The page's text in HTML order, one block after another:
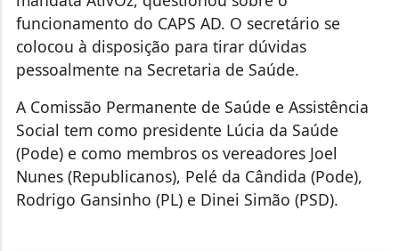
funcionamento do CAPS AD. O secretário se
colocou à disposição para tirar dúvidas
pessoalmente na Secretaria de Saúde.
A Comissão Permanente de Saúde e Assistência
Social tem como presidente Lúcia da Saúde
(Pode) e como membros os vereadores Joel
Nunes (Republicanos), Pelé da Cândida (Pode),
Rodrigo Gansinho (PL) e Dinei Simão (PSD).